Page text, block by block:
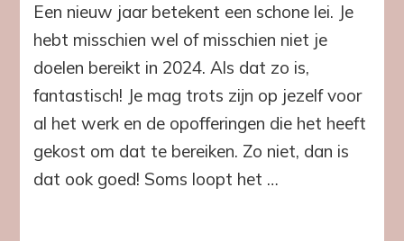
mindset
voor
welzijn
van
het
hele
lichaam
Een nieuw jaar betekent een schone lei. Je
hebt misschien wel of misschien niet je
doelen bereikt in 2024. Als dat zo is,
fantastisch! Je mag trots zijn op jezelf voor
al het werk en de opofferingen die het heeft
gekost om dat te bereiken. Zo niet, dan is
dat ook goed! Soms loopt het …